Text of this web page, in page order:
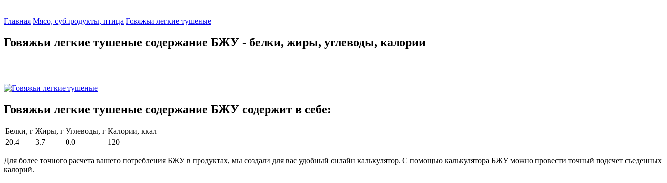
Главная Мясо, субпродукты, птица Говяжьи легкие тушеные
Говяжьи легкие тушеные содержание БЖУ - белки, жиры, углеводы, калории
Говяжьи легкие тушеные содержание БЖУ содержит в себе:
Белки, г Жиры, г Углеводы, г Калории, ккал
20.4
3.7 0.0 120
Для более точного расчета вашего потребления БЖУ в продуктах, мы создали для вас удобный онлайн калькулятор. С помощью калькулятора БЖУ можно провести точный подсчет съеденных
калорий.